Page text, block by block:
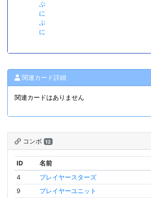
ぷ
に
ぷ
に
関連カード詳細
関連カードはありません
コンボ 12
ID 名前
4
プレイヤースターズ
9
プレイヤーユニット